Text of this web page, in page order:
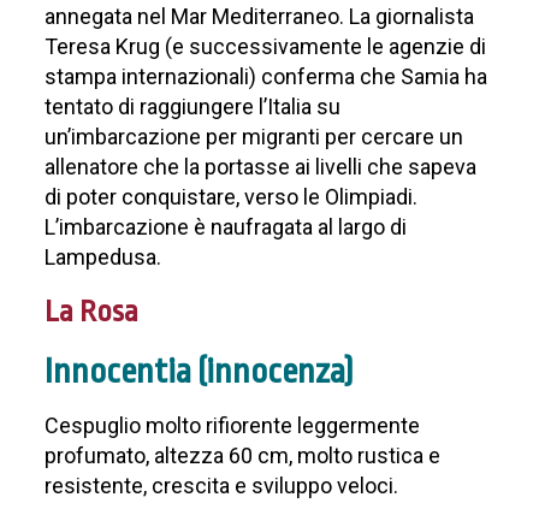
annegata nel Mar Mediterraneo. La giornalista
Teresa Krug (e successivamente le agenzie di
stampa internazionali) conferma che Samia ha
tentato di raggiungere l’Italia su
un’imbarcazione per migranti per cercare un
allenatore che la portasse ai livelli che sapeva
di poter conquistare, verso le Olimpiadi.
L’imbarcazione è naufragata al largo di
Lampedusa.
La Rosa
Innocentia (innocenza)
Cespuglio molto rifiorente leggermente
profumato, altezza 60 cm, molto rustica e
resistente, crescita e sviluppo veloci.